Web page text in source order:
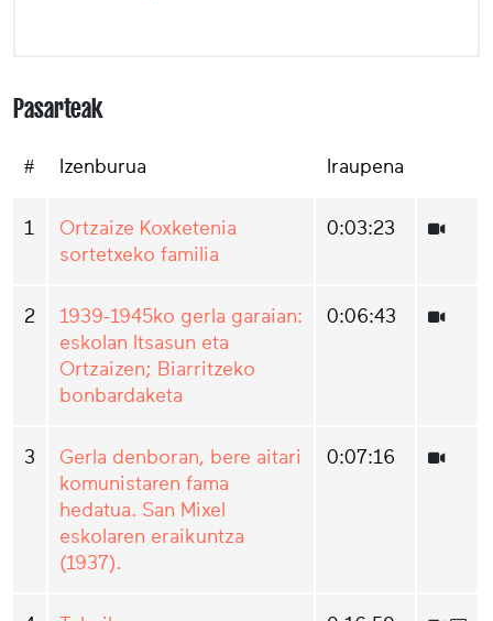
Pasarteak
# Izenburua Iraupena
1
Ortzaize Koxketenia
sortetxeko familia
0:03:23
2
1939-1945ko gerla garaian:
eskolan Itsasun eta
Ortzaizen; Biarritzeko
bonbardaketa
0:06:43
3
Gerla denboran, bere aitari
komunistaren fama
hedatua. San Mixel
eskolaren eraikuntza
(1937).
0:07:16